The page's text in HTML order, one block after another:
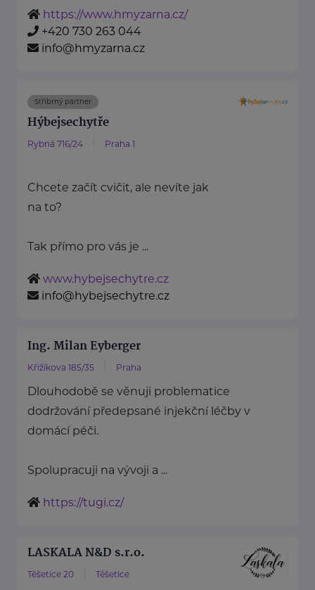
https://www.hmyzarna.cz/
+420 730 263 044
info@hmyzarna.cz
Stříbrný partner
Hýbejsechytře
Rybná 716/24 Praha 1
Chcete začít cvičit, ale nevíte jak
na to?
Tak přímo pro vás je ...
www.hybejsechytre.cz
info@hybejsechytre.cz
Ing. Milan Eyberger
Křižíkova 185/35 Praha
Dlouhodobě se věnuji problematice
dodržování předepsané injekční léčby v
domácí péči.
Spolupracuji na vývoji a ...
https://tugi.cz/
LASKALA N&D s.r.o.
Těšetice 20 Těšetice